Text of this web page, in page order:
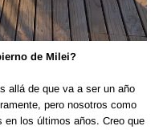
de Milei?
allá de que va a ser un año
pero nosotros como
en los últimos años. Creo que